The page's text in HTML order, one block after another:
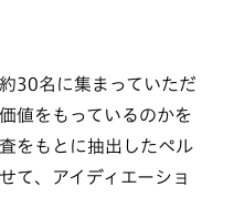
30名に集まっていただ
値をもっているのかを
をもとに抽出したペル
て、アイディエーショ